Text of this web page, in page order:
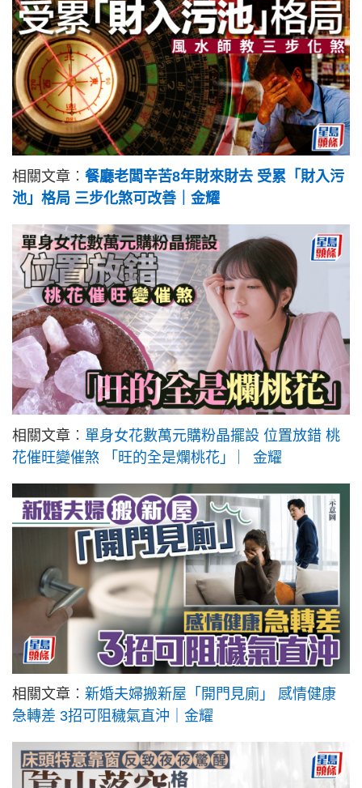
相關文章︰ 餐廳老闆辛苦8年財來財去 受累「財入污
池」格局 三步化煞可改善｜金耀
相關文章︰ 單身女花數萬元購粉晶擺設 位置放錯 桃
花催旺變催煞 「旺的全是爛桃花」 ︳金耀
相關文章︰ 新婚夫婦搬新屋「開門見廁」 感情健康
急轉差 3招可阻穢氣直沖｜金耀